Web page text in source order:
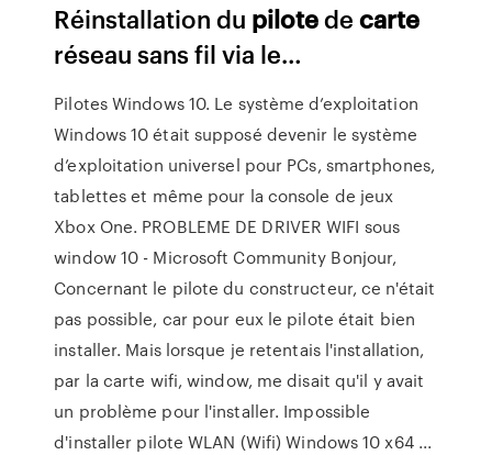
Réinstallation du pilotedecarte
réseau sans fil via le…
Pilotes Windows 10. Le système d’exploitation
Windows 10 était supposé devenir le système
d’exploitation universel pour PCs, smartphones,
tablettes et même pour la console de jeux
Xbox One. PROBLEME DE DRIVER WIFI sous
window 10 - Microsoft Community Bonjour,
Concernant le pilote du constructeur, ce n'était
pas possible, car pour eux le pilote était bien
installer. Mais lorsque je retentais l'installation,
par la carte wifi, window, me disait qu'il y avait
un problème pour l'installer. Impossible
d'installer pilote WLAN (Wifi) Windows 10 x64 ...